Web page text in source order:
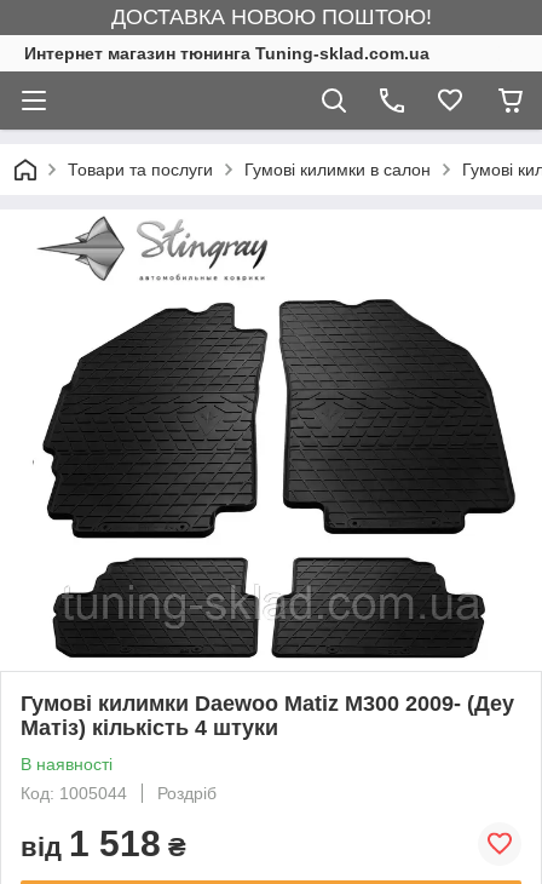
ДОСТАВКА НОВОЮ ПОШТОЮ!
Интернет магазин тюнинга Tuning-sklad.com.ua
Товари та послуги Гумові килимки в салон Гумові
Гумові килимки Daewoo Matiz M300 2009- (Деу
Матіз) кількість 4 штуки
В наявності
Код: 1005044
Роздріб
від 1 518 ₴